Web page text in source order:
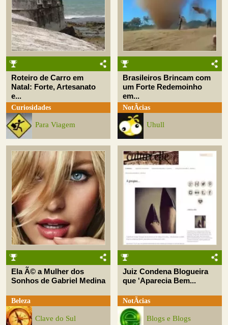
Roteiro de Carro em
Natal: Forte, Artesanato
e...
Curiosidades
Para Viagem
Brasileiros Brincam com
um Forte Redemoinho
em...
NotÃ­cias
Uhull
Ela Ã© a Mulher dos
Sonhos de Gabriel Medina
Beleza
Clave do Sul
Juiz Condena Blogueira
que 'Aparecia Bem...
NotÃ­cias
Blogs e Blogs